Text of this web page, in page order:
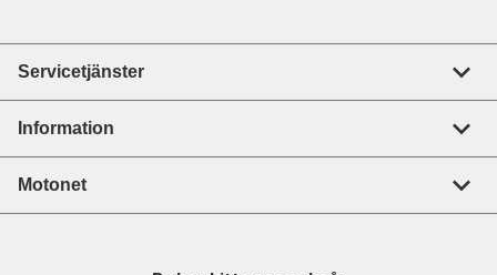
Servicetjänster
Information
Motonet